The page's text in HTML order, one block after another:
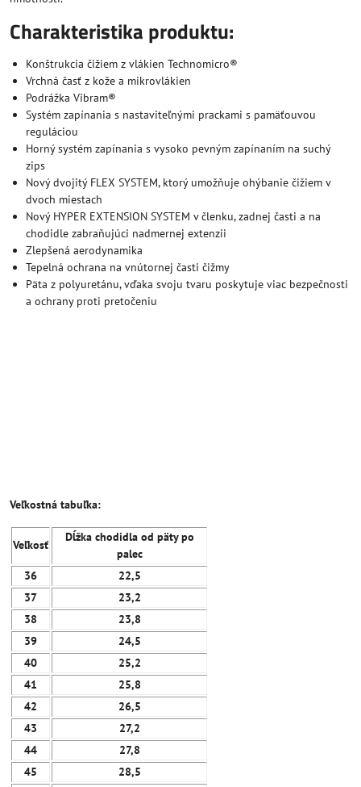
Charakteristika produktu:
Konštrukcia čižiem z vlákien Technomicro®
Vrchná časť z kože a mikrovlákien
Podrážka Vibram®
Systém zapínania s nastaviteľnými prackami s pamäťouvou
reguláciou
Horný systém zapínania s vysoko pevným zapínaním na suchý
zips
Nový dvojitý FLEX SYSTEM, ktorý umožňuje ohýbanie čižiem v
dvoch miestach
Nový HYPER EXTENSION SYSTEM v členku, zadnej časti a na
chodidle zabraňujúci nadmernej extenzii
Zlepšená aerodynamika
Tepelná ochrana na vnútornej časti čižmy
Päta z polyuretánu, vďaka svoju tvaru poskytuje viac bezpečnosti
a ochrany proti pretočeniu
Veľkostná tabuľka:
Veľkosť
Dĺžka chodidla od päty po
palec
36
22,5
37
23,2
38
23,8
39
24,5
40
25,2
41
25,8
42
26,5
43
27,2
44
27,8
45
28,5